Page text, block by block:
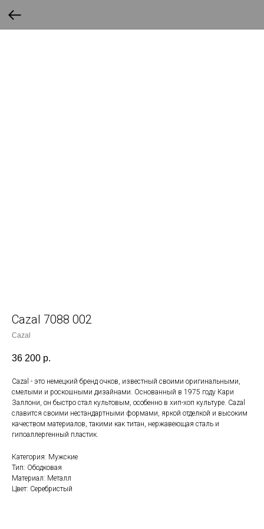
Cazal 7088 002
Cazal
36 200 р.
Cazal - это немецкий бренд очков, известный своими оригинальными,
смелыми и роскошными дизайнами. Основанный в 1975 году Кари
Заллони, он быстро стал культовым, особенно в хип-хоп культуре. Cazal
славится своими нестандартными формами, яркой отделкой и высоким
качеством материалов, такими как титан, нержавеющая сталь и
гипоаллергенный пластик.
Категория: Мужские
Тип: Ободковая
Материал: Металл
Цвет: Серебристый